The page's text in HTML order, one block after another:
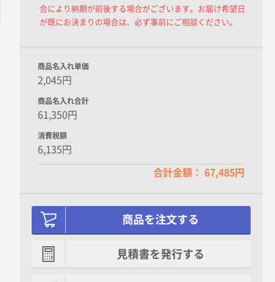
合により納期が前後する場合がございます。お届け希望日
が既にお決まりの場合は、必ず事前にご相談ください。
商品名入れ単価
2,045円
商品名入れ合計
61,350円
消費税額
6,135円
合計金額： 67,485円
商品を注文する
見積書を発行する